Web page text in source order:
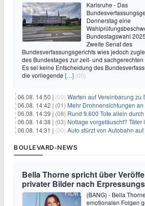
Karlsruhe - Das
Donnerstag eine
Bundestagswahl
Zweite Senat des
Bundesverfassungsgerichts wies jedoch
des Bundestages zur zeit- und
Es sei keine Entscheidung des
die vorliegende […] (00)
06.08. 14:50 | (00) Warten auf Vereinbarung zu
06.08. 14:42 | (01) Mehr Drohnensichtungen
06.08. 14:39 | (08) Rund 9.600 Tote allein durch
06.08. 14:38 | (03) Notlage vorgetäuscht? Täter
06.08. 14:31 | (00) Auto stürzt von Autobahn
BOULEVARD-NEWS
Bella Thorne spricht über
privater Bilder nach
(BANG) - Bella
emotionalen Folgen